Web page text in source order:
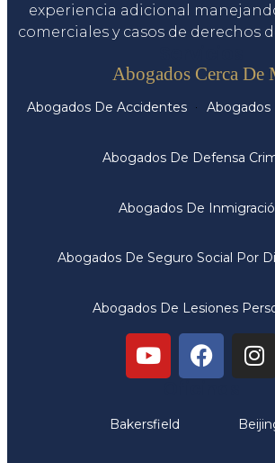
experiencia adicional
comerciales y casos de derechos
Abogados Cerca De
Abogados De Accidentes Abogados
Abogados De Defensa
Abogados De
Abogados De Seguro Social Por
Abogados De Lesiones
Bakersfield